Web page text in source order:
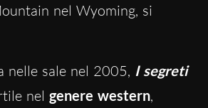
nel Wyoming, si
nelle sale nel 2005, I segreti
nel genere western,